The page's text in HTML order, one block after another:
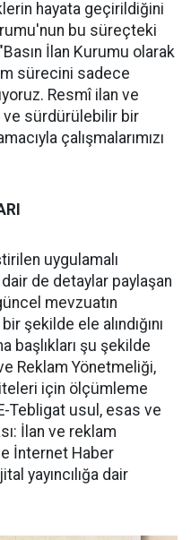
hayata geçirildiğini
bu süreçteki
İlan Kurumu olarak
sürecini sadece
Resmî ilan ve
sürdürülebilir bir
çalışmalarımızı
uygulamalı
de detaylar paylaşan
mevzuatın
şekilde ele alındığını
başlıkları şu şekilde
Reklam Yönetmeliği,
için ölçümleme
Tebligat usul, esas ve
İlan ve reklam
İnternet Haber
yayıncılığa dair